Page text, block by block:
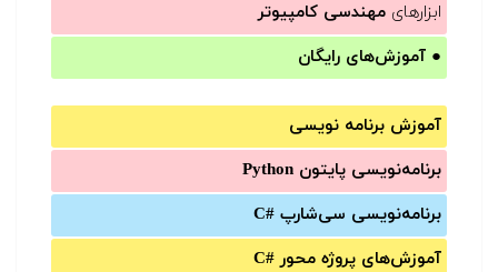
ابزارهای مهندسی کامپیوتر
● آموزش‌های رایگان
آموزش برنامه نویسی
برنامه‌نویسی پایتون Python
برنامه‌‌نویسی سی‌شارپ C#‎
آموزش‌های پروژه محور #C